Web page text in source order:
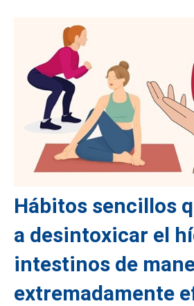
Hábitos sencillos
a desintoxicar el
intestinos de
extremadamente